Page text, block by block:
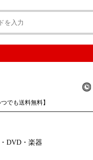
でも送料無料】
DVD・楽器